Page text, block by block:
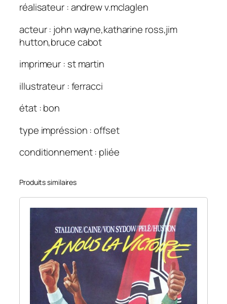
réalisateur : andrew v.mclaglen
acteur : john wayne,katharine ross,jim
hutton,bruce cabot
imprimeur : st martin
illustrateur : ferracci
état : bon
type impréssion : offset
conditionnement : pliée
Produits similaires